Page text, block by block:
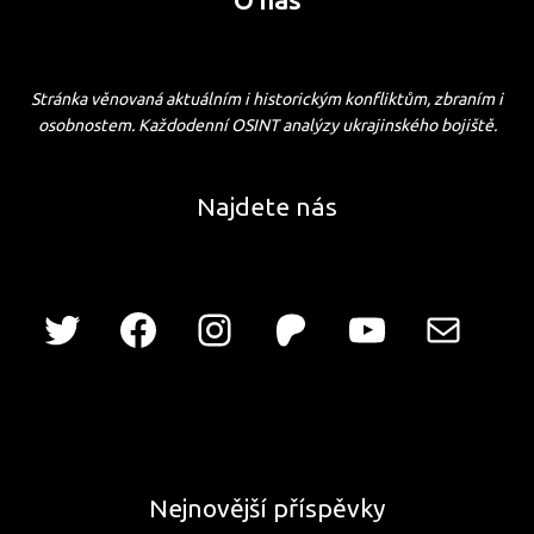
Stránka věnovaná aktuálním i historickým konfliktům, zbraním i
osobnostem. Každodenní OSINT analýzy ukrajinského bojiště.
Najdete nás
Nejnovější příspěvky